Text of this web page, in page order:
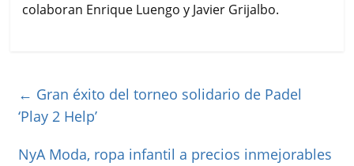
colaboran Enrique Luengo y Javier Grijalbo.
← Gran éxito del torneo solidario de Padel
‘Play 2 Help’
NyA Moda, ropa infantil a precios inmejorables